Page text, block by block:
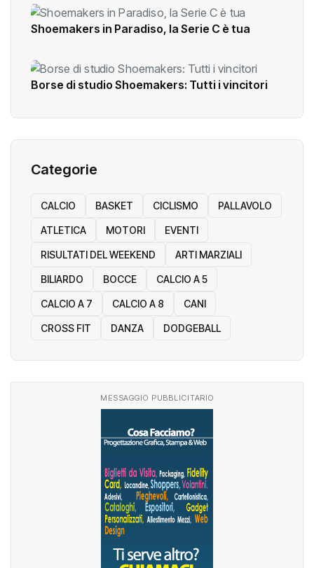
Shoemakers in Paradiso, la Serie C è tua
Borse di studio Shoemakers: Tutti i vincitori
Categorie
CALCIO BASKET CICLISMO PALLAVOLO
ATLETICA MOTORI EVENTI
RISULTATI DEL WEEKEND ARTI MARZIALI
BILIARDO BOCCE CALCIO A 5
CALCIO A 7 CALCIO A 8 CANI
CROSS FIT DANZA DODGEBALL
MESSAGGIO PUBBLICITARIO